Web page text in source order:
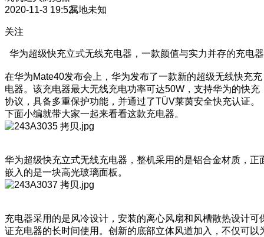
2020-11-3 19:52属地未知
关注
华为超级快充立式无线充电器，一款颜值与实力并存的充电器
在华为Mate40发布会上，华为发布了一款新的超级无线快充充
电器。该充电器最大无线充电功率可达50W，支持华为的快充
协议，具备多重保护功能，并通过了TÜV莱茵安全快充认证。
下面小编就带大家一起来看看这款充电器。
华为超级快充立式无线充电器，整机采用的是铝合金材质，正
嵌入的是一块高光玻璃面板。
充电器采用的是风冷设计，安装的离心风扇和风槽散热设计可
证充电器的长时间使用。创新的底部立体风道加入，不仅可以